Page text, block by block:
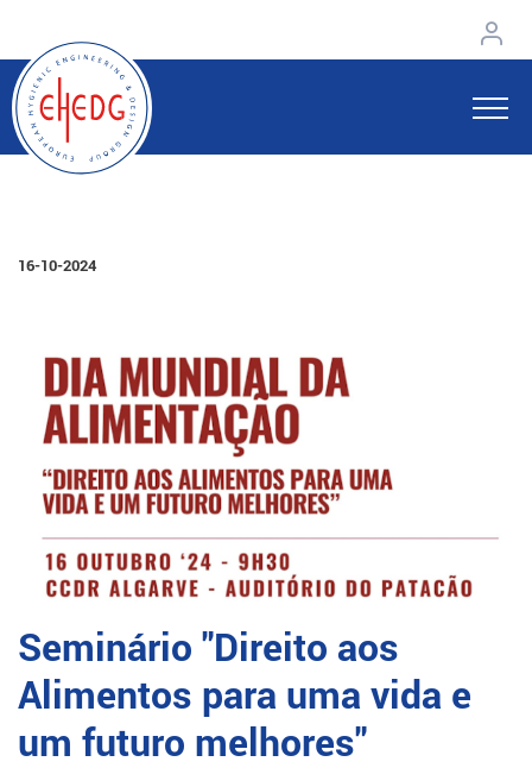
16-10-2024
Seminário "Direito aos
Alimentos para uma vida e
um futuro melhores"